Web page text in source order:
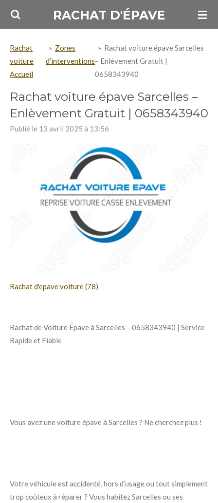
Passer
principal
RACHAT D'ÉPAVE
Rachat
voiture
Accueil
» Zones
d’interventions
» Rachat voiture épave Sarcelles
– Enlèvement Gratuit |
0658343940
Rachat voiture épave Sarcelles –
Enlèvement Gratuit | 0658343940
Publié le 13 avril 2025 à 13:56
Rachat d'epave voiture (78)
Rachat de Voiture Épave à Sarcelles – 0658343940 | Service
Rapide et Fiable
Vous avez une voiture épave à Sarcelles ? Ne cherchez plus !
Votre véhicule est accidenté, hors d’usage ou tout simplement
trop coûteux à réparer ? Vous habitez Sarcelles ou ses